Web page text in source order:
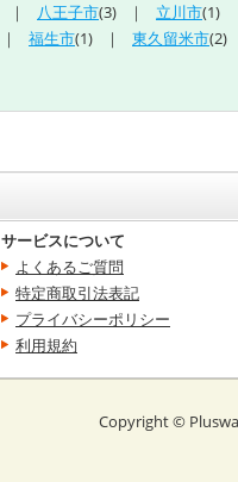
八王子市(3) 立川市(1)
福生市(1) 東久留米市(2)
サービスについて
よくあるご質問
特定商取引法表記
プライバシーポリシー
利用規約
Copyright©